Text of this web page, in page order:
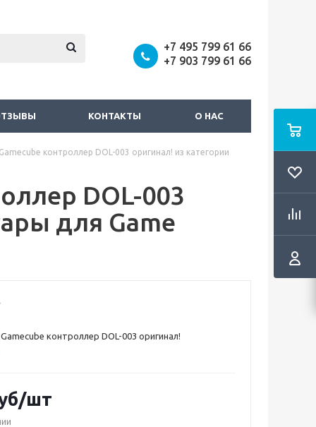
+7 495 799 61 66
+7 903 799 61 66
КОНТАКТЫ О НАС
контроллер DOL-003 оригинал! из категории
DOL-003
для Game
контроллер DOL-003 оригинал!
шт